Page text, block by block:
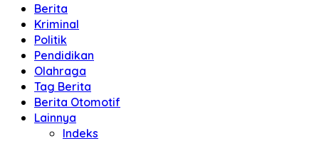
Berita
Kriminal
Politik
Pendidikan
Olahraga
Tag Berita
Berita Otomotif
Lainnya
Indeks